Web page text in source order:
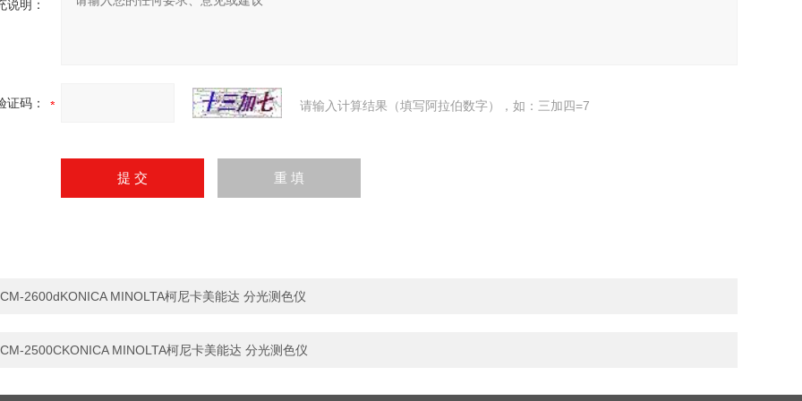
说明：
证码： 请输入计算结果（填写阿拉伯数字），如：三加四=7
CM-2600dKONICA MINOLTA柯尼卡美能达 分光测色仪
CM-2500CKONICA MINOLTA柯尼卡美能达 分光测色仪